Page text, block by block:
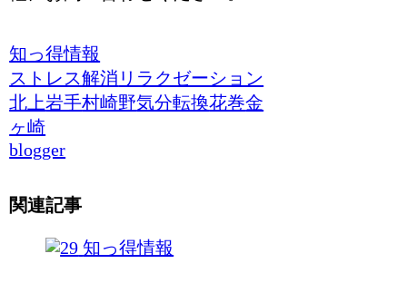
知っ得情報
ストレス解消 リラクゼーション
北上岩手村崎野気分転換花巻金
ヶ崎
blogger
関連記事
知っ得情報